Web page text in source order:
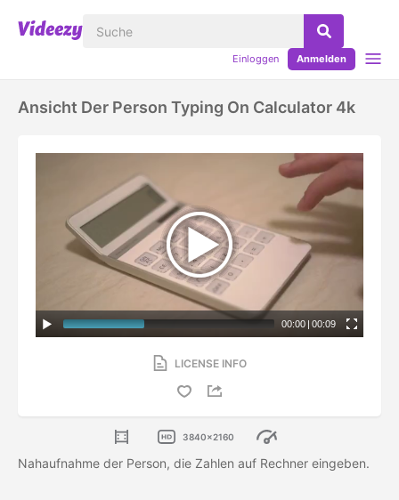
Einloggen Anmelden
Ansicht Der Person Typing On Calculator 4k
00:00 | 00:09
LICENSE INFO
3840x2160
Nahaufnahme der Person, die Zahlen auf Rechner eingeben.